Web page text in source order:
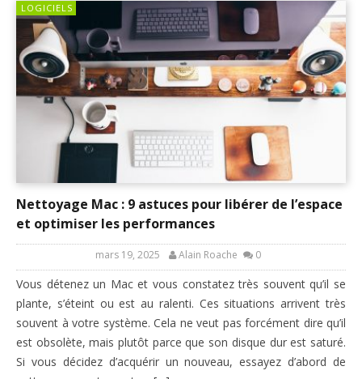
LOGICIELS
Nettoyage Mac : 9 astuces pour libérer de l’espace
et optimiser les performances
mars 19, 2025 Alain Roache 0
Vous détenez un Mac et vous constatez très souvent qu’il se
plante, s’éteint ou est au ralenti. Ces situations arrivent très
souvent à votre système. Cela ne veut pas forcément dire qu’il
est obsolète, mais plutôt parce que son disque dur est saturé.
Si vous décidez d’acquérir un nouveau, essayez d’abord de